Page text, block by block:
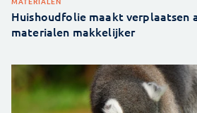
Huishoudfolie maakt verplaatsen
materialen makkelijker